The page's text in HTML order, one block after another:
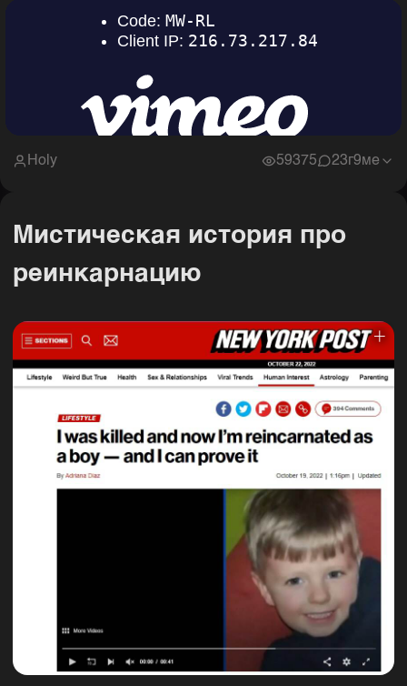
Holy 59375 23г9ме
Мистическая история про
реинкарнацию